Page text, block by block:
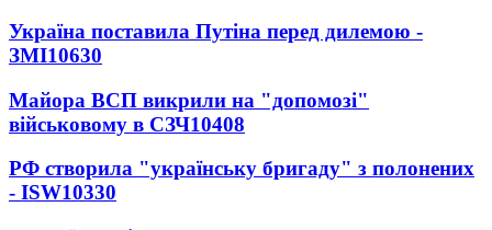
Україна поставила Путіна перед дилемою -
ЗМІ10630
Майора ВСП викрили на "допомозі"
військовому в СЗЧ10408
РФ створила "українську бригаду" з полонених
- ISW10330